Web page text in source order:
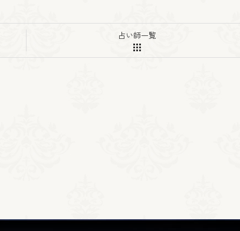
占い師一覧